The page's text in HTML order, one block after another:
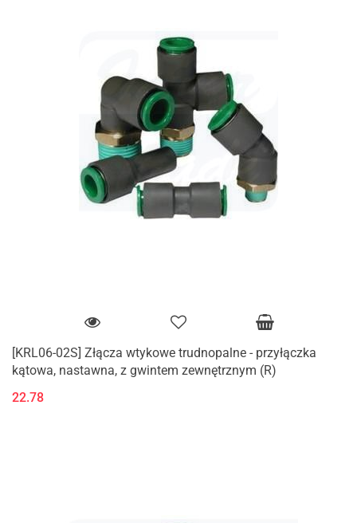
[KRL06-02S] Złącza wtykowe trudnopalne - przyłączka
kątowa, nastawna, z gwintem zewnętrznym (R)
22.78